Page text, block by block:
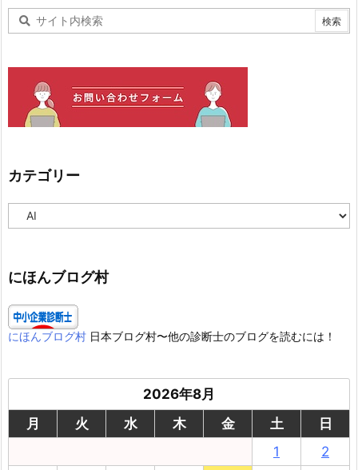
カテゴリー
テ
ー
にほんブログ村
にほんブログ村 日本ブログ村〜他の診断士のブログを読むには！
2026年8月
月
火 水 木 金 土
日
1
2